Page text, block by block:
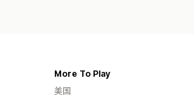
More To Play
美国